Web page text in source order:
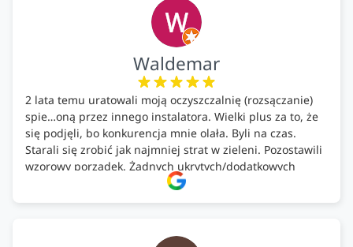
Waldemar
2 lata temu uratowali moją oczyszczalnię (rozsączanie)
spie…oną przez innego instalatora. Wielki plus za to, że
się podjęli, bo konkurencja mnie olała. Byli na czas.
Starali się zrobić jak najmniej strat w zieleni. Pozostawili
wzorowy porządek. Żadnych ukrytych/dodatkowych
kosztów. Zaskoczenie. Kontakt bardzo OK. Obsługa
pomontażowa również OK. A ich środki do oczyszczalni –